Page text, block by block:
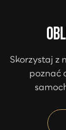
Skorzystaj z
poznać